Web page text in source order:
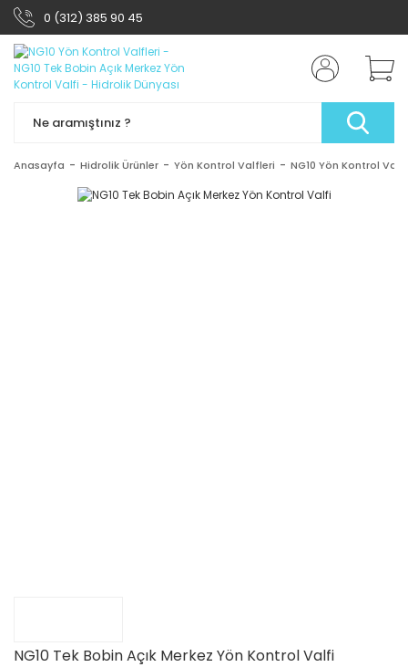
0 (312) 385 90 45
Anasayfa Hidrolik Ürünler Yön Kontrol Valfleri NG10 Yön Kontrol
NG10 Tek Bobin Açık Merkez Yön Kontrol Valfi